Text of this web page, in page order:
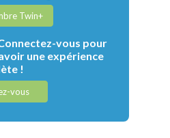
Twin+
vous pour
une expérience
!
vous